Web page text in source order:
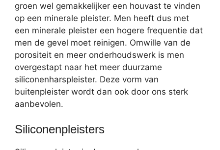
groen wel gemakkelijker een houvast te vinden
op een minerale pleister. Men heeft dus met
een minerale pleister een hogere frequentie dat
men de gevel moet reinigen. Omwille van de
porositeit en meer onderhoudswerk is men
overgestapt naar het meer duurzame
siliconenharspleister. Deze vorm van
buitenpleister wordt dan ook door ons sterk
aanbevolen.
Siliconenpleisters